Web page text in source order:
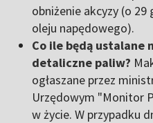
obniżenie akcyzy (o 29
oleju napędowego).
Co ile będą ustalane
detaliczne paliw?
ogłaszane przez
Urzędowym "Monitor
w życie. W przypadku